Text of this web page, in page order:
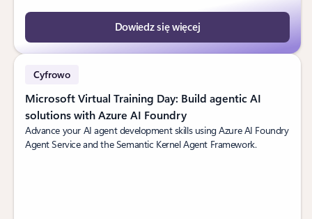
Dowiedz się więcej
Cyfrowo
Microsoft Virtual Training Day: Build agentic AI
solutions with Azure AI Foundry
Advance your AI agent development skills using Azure AI Foundry
Agent Service and the Semantic Kernel Agent Framework.